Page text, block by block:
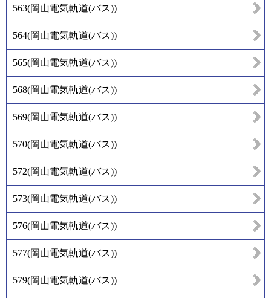
563(岡山電気軌道(バス))
564(岡山電気軌道(バス))
565(岡山電気軌道(バス))
568(岡山電気軌道(バス))
569(岡山電気軌道(バス))
570(岡山電気軌道(バス))
572(岡山電気軌道(バス))
573(岡山電気軌道(バス))
576(岡山電気軌道(バス))
577(岡山電気軌道(バス))
579(岡山電気軌道(バス))